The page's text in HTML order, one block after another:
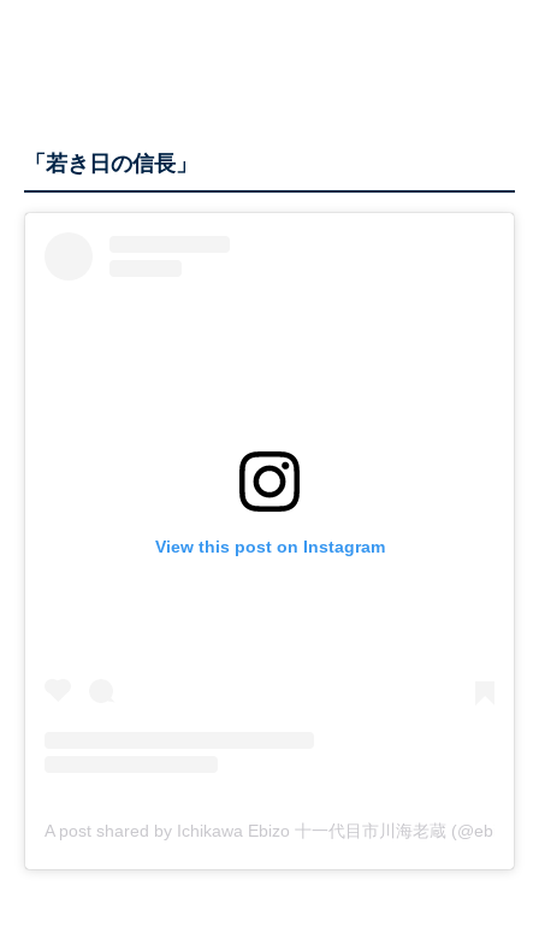
「若き日の信長」
View this post on Instagram
A post shared by Ichikawa Ebizo 十一代目市川海老蔵